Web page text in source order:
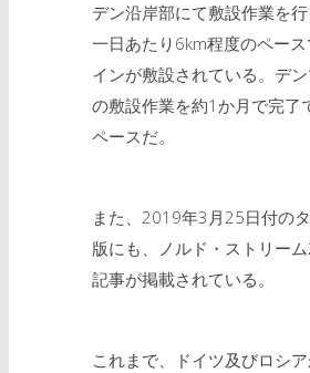
デン沿岸部にて敷設作業を行
一日あたり6km程度のペー
インが敷設されている。デ
の敷設作業を約1か月で完了
ペースだ。
また、2019年3月25日付の
版にも、ノルド・ストリー
記事が掲載されている。
これまで、ドイツ及びロシ